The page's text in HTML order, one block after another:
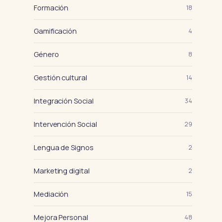
Formación 18
Gamificación 4
Género 8
Gestión cultural 14
Integración Social 34
Intervención Social 29
Lengua de Signos 2
Marketing digital 2
Mediación 15
Mejora Personal 48